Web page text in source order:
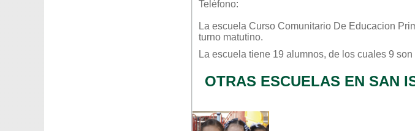
Teléfono:
La escuela Curso Comunitario De Educacion
turno matutino.
La escuela tiene 19 alumnos, de los cuales 9
OTRAS ESCUELAS EN SAN